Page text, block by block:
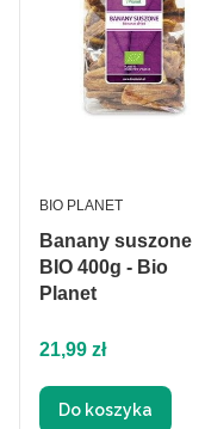
Banany suszone
BIO 400g - Bio
Planet
PRODUCENT
BIO PLANET
Cena
21,99 zł
Do koszyka